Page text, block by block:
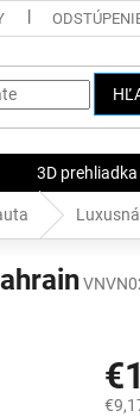
3D prehliadka